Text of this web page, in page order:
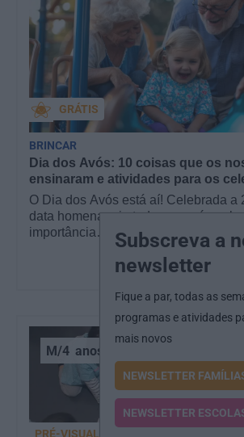
Dia dos Avós: 10 coisas que os
ensinaram e atividades para os
O Dia dos Avós está aí! Celebrada a
data homenageia todos os avós,
importância…
GRÁTIS
BRINCAR
M/4 anos
PRÉ-VISUALIZAÇÃO
Subscreva a
newsletter
Fique a par, todas as
programas e atividades
mais novos
NEWSLETTER
NEWSLETTER